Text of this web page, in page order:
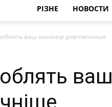
РІЗНЕ НОВОСТИ
ваш манікюр довговічніше
ваш